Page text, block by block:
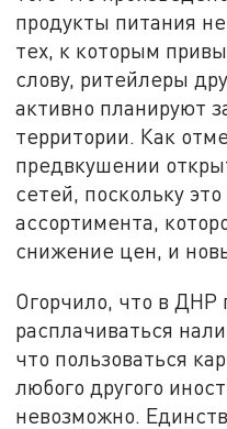
продукты питания
тех, к которым
слову, ритейлеры
активно планируют
территории. Как
предвкушении
сетей, поскольку
ассортимента,
снижение цен, и
Огорчило, что в ДНР
расплачиваться
что пользоваться
любого другого
невозможно.